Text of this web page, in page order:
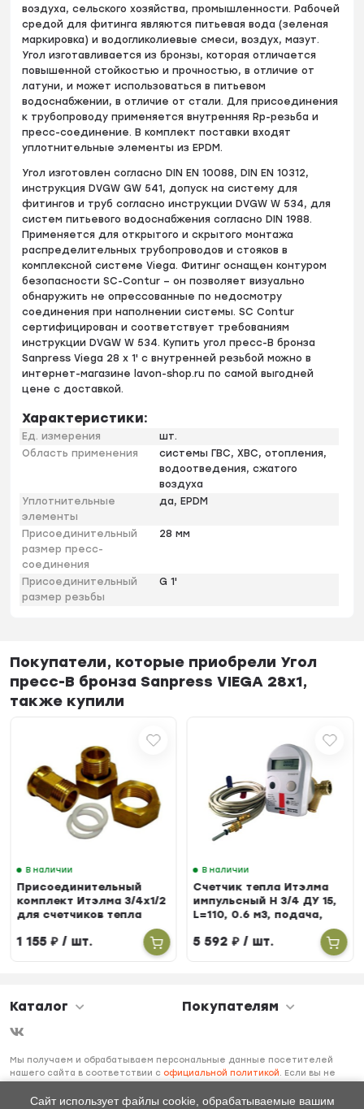
воздуха, сельского хозяйства, промышленности. Рабочей
средой для фитинга являются питьевая вода (зеленая
маркировка) и водогликолиевые смеси, воздух, мазут.
Угол изготавливается из бронзы, которая отличается
повышенной стойкостью и прочностью, в отличие от
латуни, и может использоваться в питьевом
водоснабжении, в отличие от стали. Для присоединения
к трубопроводу применяется внутренняя Rp-резьба и
пресс-соединение. В комплект поставки входят
уплотнительные элементы из EPDM.
Угол изготовлен согласно DIN EN 10088, DIN EN 10312,
инструкция DVGW GW 541, допуск на систему для
фитингов и труб согласно инструкции DVGW W 534, для
систем питьевого водоснабжения согласно DIN 1988.
Применяется для открытого и скрытого монтажа
распределительных трубопроводов и стояков в
комплексной системе Viega. Фитинг оснащен контуром
безопасности SC-Contur – он позволяет визуально
обнаружить не опрессованные по недосмотру
соединения при наполнении системы. SC Contur
сертифицирован и соответствует требованиям
инструкции DVGW W 534. Купить угол пресс-B бронза
Sanpress Viega 28 х 1' с внутренней резьбой можно в
интернет-магазине lavon-shop.ru по самой выгодней
цене с доставкой.
Характеристики:
Ед. измерения
шт.
Область применения
системы ГВС, ХВС, отопления,
водоотведения, сжатого
воздуха
Уплотнительные
элементы
да, EPDM
Присоединительный
размер пресс-
соединения
28 мм
Присоединительный
размер резьбы
G 1'
Покупатели, которые приобрели Угол
пресс-В бронза Sanpress VIEGA 28x1,
также купили
В наличии
Присоединительный
комплект Итэлма 3/4х1/2
для счетчиков тепла
1 155₽/ шт.
В наличии
Счетчик тепла Итэлма
импульсный Н 3/4 ДУ 15,
L=110, 0.6 м3, подача,
5 592₽/ шт.
Каталог Покупателям
Мы получаем и обрабатываем персональные данные посетителей
нашего сайта в соответствии с официальной политикой. Если вы не
необходимо покинуть наш сайт.
Сайт использует файлы cookie, обрабатываемые вашим